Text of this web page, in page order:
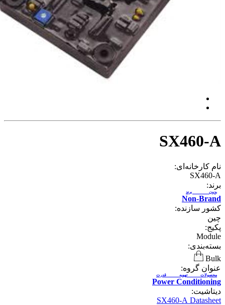
SX460-
کارخانه‌ای:
Non-
برند
سازنده:
گروه:
Power
تهویه قدرت
SX460-A